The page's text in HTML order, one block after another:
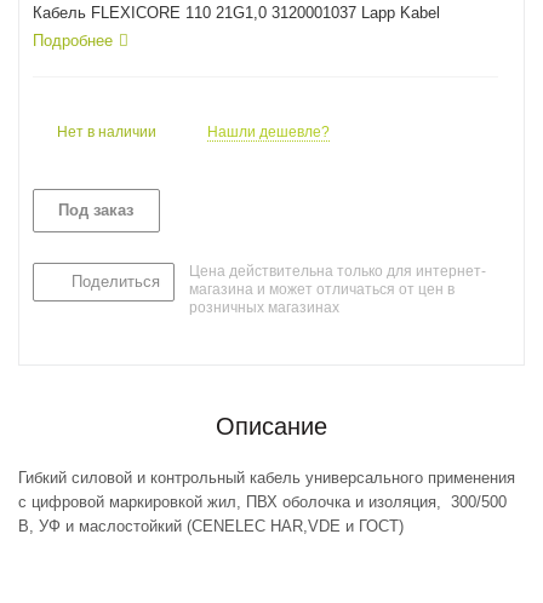
Кабель FLEXICORE 110 21G1,0 3120001037 Lapp Kabel
Подробнее
Нет в наличии Нашли дешевле?
Под заказ
Поделиться
Цена действительна только для интернет-
магазина и может отличаться от цен в
розничных магазинах
Описание
Гибкий силовой и контрольный кабель универсального применения
с цифровой маркировкой жил, ПВХ оболочка и изоляция, 300/500
В, УФ и маслостойкий (CENELEC HAR,VDE и ГОСТ)